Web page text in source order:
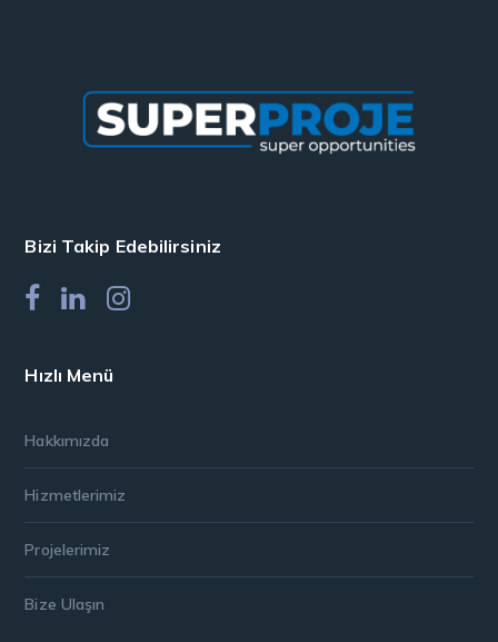
Bizi Takip Edebilirsiniz
Hızlı Menü
Hakkımızda
Hizmetlerimiz
Projelerimiz
Bize Ulaşın